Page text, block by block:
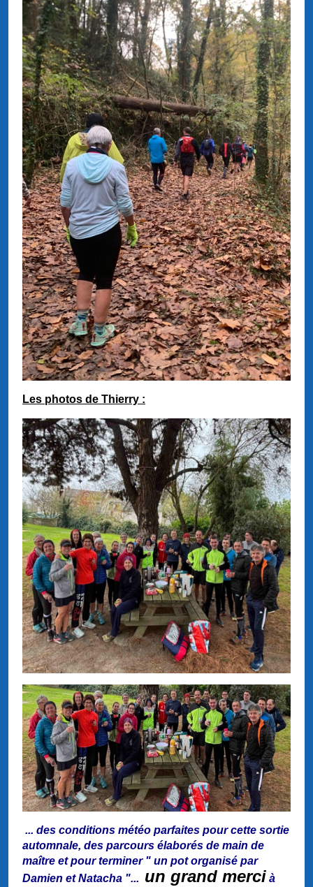
Les photos de Thierry :
... des conditions météo parfaites pour cette sortie
automnale, des parcours élaborés de main de
maître et pour terminer " un pot organisé par
Damien et Natacha "... un grand merci à